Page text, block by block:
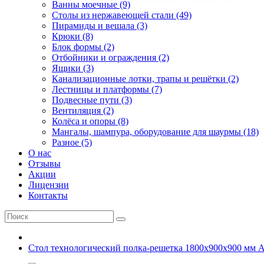
Ванны моечные (9)
Столы из нержавеющей стали (49)
Пирамиды и вешала (3)
Крюки (8)
Блок формы (2)
Отбойники и ограждения (2)
Ящики (3)
Канализационные лотки, трапы и решётки (2)
Лестницы и платформы (7)
Подвесные пути (3)
Вентиляция (2)
Колёса и опоры (8)
Мангалы, шампура, оборудование для шаурмы (18)
Разное (5)
О нас
Отзывы
Акции
Лицензии
Контакты
Стол технологический полка-решетка 1800х900х900 мм